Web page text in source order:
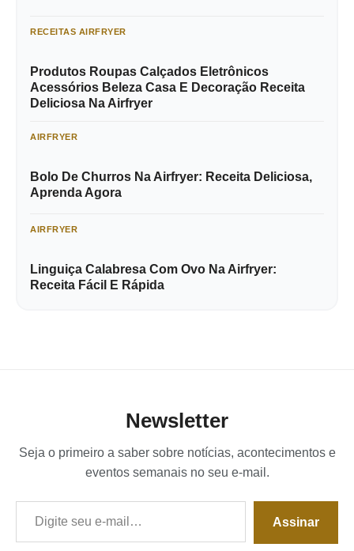
RECEITAS AIRFRYER
Produtos Roupas Calçados Eletrônicos
Acessórios Beleza Casa E Decoração Receita
Deliciosa Na Airfryer
AIRFRYER
Bolo De Churros Na Airfryer: Receita Deliciosa,
Aprenda Agora
AIRFRYER
Linguiça Calabresa Com Ovo Na Airfryer:
Receita Fácil E Rápida
Newsletter
Seja o primeiro a saber sobre notícias, acontecimentos e
eventos semanais no seu e-mail.
Digite seu e-mail…
Assinar